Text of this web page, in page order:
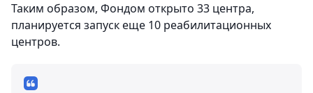
Таким образом, Фондом открыто 33 центра,
планируется запуск еще 10 реабилитационных
центров.